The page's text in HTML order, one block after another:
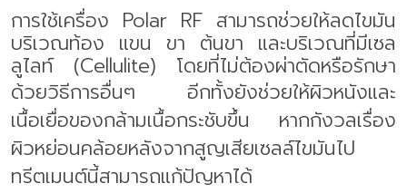
การใช้เครื่อง Polar RF สามารถช่วยให้ลดไขมัน
บริเวณท้อง แขน ขา ต้นขา และบริเวณที่มีเซล
ลูไลท์ (Cellulite) โดยที่ไม่ต้องผ่าตัดหรือรักษา
ด้วยวิธีการอื่นๆ อีกทั้งยังช่วยให้ผิวหนังและ
เนื้อเยื่อของกล้ามเนื้อกระชับขึ้น หากกังวลเรื่อง
ผิวหย่อนคล้อยหลังจากสูญเสียเซลล์ไขมันไป
ทรีตเมนต์นี้สามารถแก้ปัญหาได้